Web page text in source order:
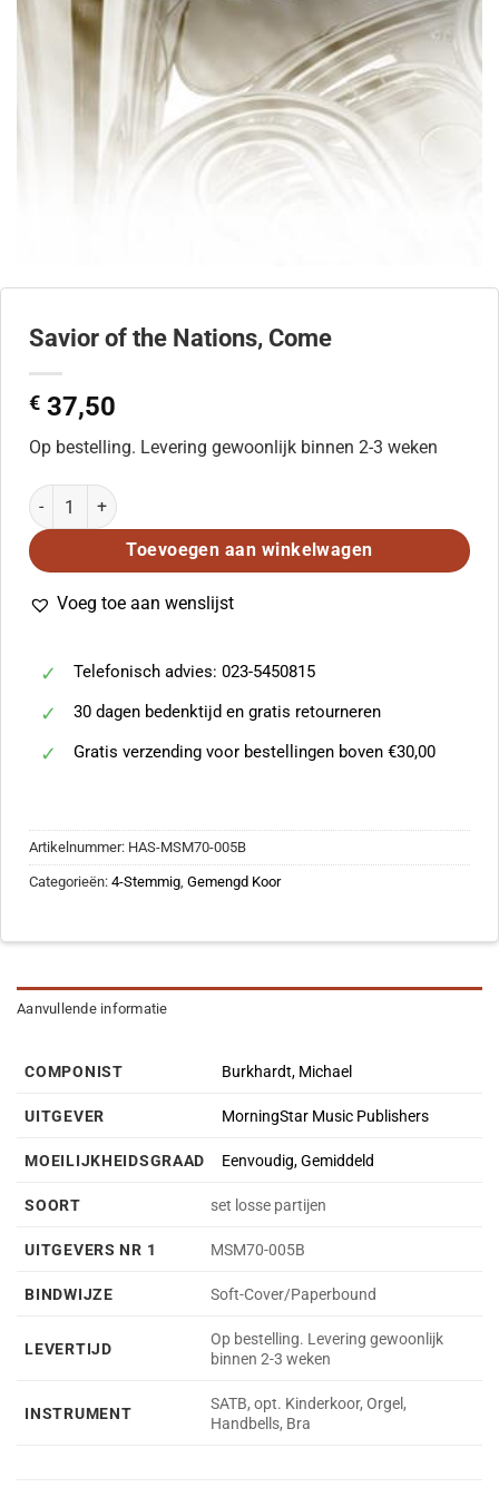
Savior of the Nations, Come
€ 37,50
Op bestelling. Levering gewoonlijk binnen 2-3 weken
Savior of the Nations, Come aantal
Toevoegen aan winkelwagen
Voeg toe aan wenslijst
Telefonisch advies: 023-5450815
30 dagen bedenktijd en gratis retourneren
Gratis verzending voor bestellingen boven €30,00
Artikelnummer: HAS-MSM70-005B
Categorieën: 4-Stemmig Gemengd Koor
Aanvullende informatie
COMPONIST Burkhardt, Michael
UITGEVER MorningStar Music Publishers
MOEILIJKHEIDSGRAAD Eenvoudig, Gemiddeld
SOORT set losse partijen
UITGEVERS NR 1 MSM70-005B
BINDWIJZE Soft-Cover/Paperbound
LEVERTIJD
Op bestelling. Levering gewoonlijk
binnen 2-3 weken
INSTRUMENT
SATB, opt. Kinderkoor, Orgel,
Handbells, Bra